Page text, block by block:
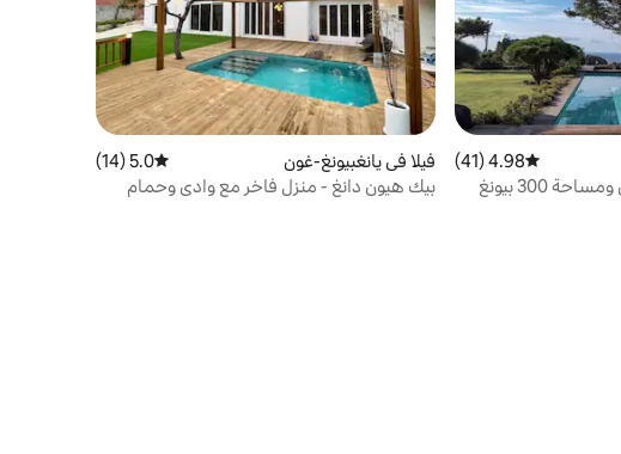
متوسط التقييم 4.98 من 5، 41 مراجعات
4.98 (41)
فيلا خاصة مع فناء عشبي ومساحة 300 بيونغ
فيلا في يانغبيونغ-غون متوسط التقييم 5.0 من 5، 14 مراجعات
5.0 (14)
بيك هيون دانغ - منزل فاخر مع وادي وحمام